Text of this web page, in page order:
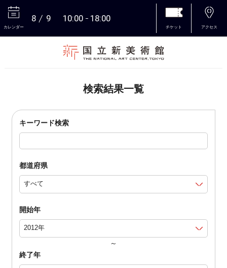
カレンダー
8 9 10:00 18:00
チケット アクセス
検索結果一覧
キーワード検索
都道府県
開始年
～
終了年